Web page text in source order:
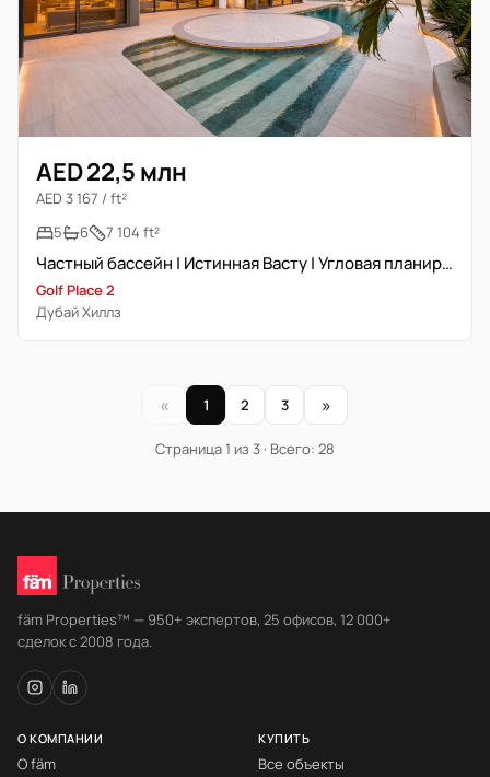
AED 22,5 млн
AED 3 167 / ft²
5
6 7 104 ft²
Частный бассейн | Истинная Васту | Угловая планировка | Свободна
Golf Place 2
Дубай Хиллз
« 1 2 3 »
Страница 1 из 3 · Всего: 28
fäm Properties™ — 950+ экспертов, 25 офисов, 12 000+
сделок с 2008 года.
О КОМПАНИИ
О fäm
КУПИТЬ
Все объекты